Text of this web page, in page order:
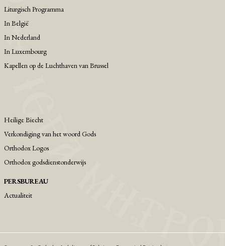
Liturgisch Programma
Ιn België
Ιn Nederland
In Luxembourg
Kapellen op de Luchthaven van Brussel
Heilige Biecht
Verkondiging van het woord Gods
Orthodox Logos
Orthodox godsdienstonderwijs
PERSBUREAU
Actualiteit